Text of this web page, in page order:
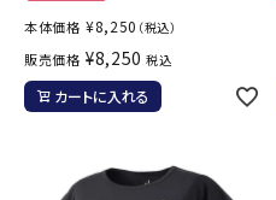
本体価格 ¥8,250 （税込）
販売価格 ¥8,250 税込
カートに入れる